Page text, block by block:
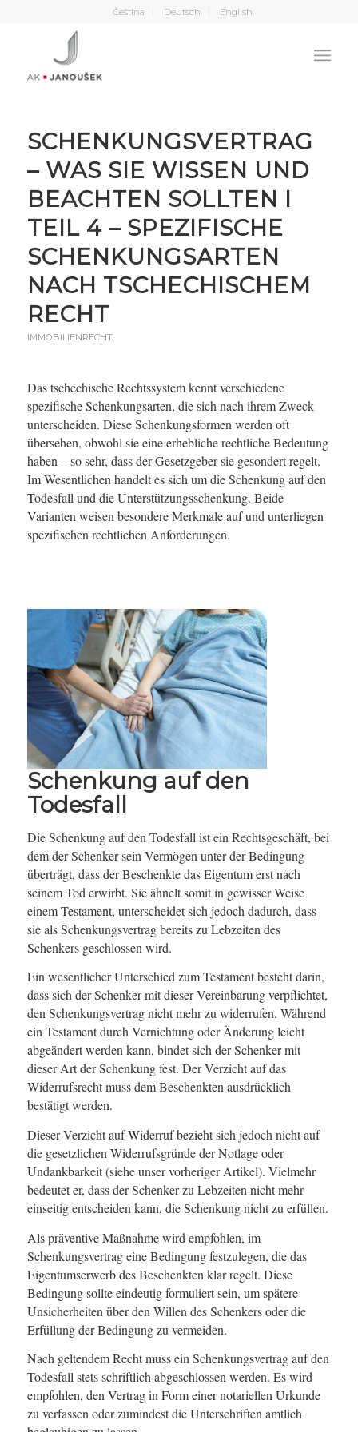
Čeština Deutsch English
SCHENKUNGSVERTRAG
– WAS SIE WISSEN UND
BEACHTEN SOLLTEN I
TEIL 4 – SPEZIFISCHE
SCHENKUNGSARTEN
NACH TSCHECHISCHEM
RECHT
IMMOBILIENRECHT
Das tschechische Rechtssystem kennt verschiedene
spezifische Schenkungsarten, die sich nach ihrem Zweck
unterscheiden. Diese Schenkungsformen werden oft
übersehen, obwohl sie eine erhebliche rechtliche Bedeutung
haben – so sehr, dass der Gesetzgeber sie gesondert regelt.
Im Wesentlichen handelt es sich um die Schenkung auf den
Todesfall und die Unterstützungsschenkung. Beide
Varianten weisen besondere Merkmale auf und unterliegen
spezifischen rechtlichen Anforderungen.
Schenkung auf den
Todesfall
Die Schenkung auf den Todesfall ist ein Rechtsgeschäft, bei
dem der Schenker sein Vermögen unter der Bedingung
überträgt, dass der Beschenkte das Eigentum erst nach
seinem Tod erwirbt. Sie ähnelt somit in gewisser Weise
einem Testament, unterscheidet sich jedoch dadurch, dass
sie als Schenkungsvertrag bereits zu Lebzeiten des
Schenkers geschlossen wird.
Ein wesentlicher Unterschied zum Testament besteht darin,
dass sich der Schenker mit dieser Vereinbarung verpflichtet,
den Schenkungsvertrag nicht mehr zu widerrufen. Während
ein Testament durch Vernichtung oder Änderung leicht
abgeändert werden kann, bindet sich der Schenker mit
dieser Art der Schenkung fest. Der Verzicht auf das
Widerrufsrecht muss dem Beschenkten ausdrücklich
bestätigt werden.
Dieser Verzicht auf Widerruf bezieht sich jedoch nicht auf
die gesetzlichen Widerrufsgründe der Notlage oder
Undankbarkeit (siehe unser vorheriger Artikel). Vielmehr
bedeutet er, dass der Schenker zu Lebzeiten nicht mehr
einseitig entscheiden kann, die Schenkung nicht zu erfüllen.
Als präventive Maßnahme wird empfohlen, im
Schenkungsvertrag eine Bedingung festzulegen, die das
Eigentumserwerb des Beschenkten klar regelt. Diese
Bedingung sollte eindeutig formuliert sein, um spätere
Unsicherheiten über den Willen des Schenkers oder die
Erfüllung der Bedingung zu vermeiden.
Nach geltendem Recht muss ein Schenkungsvertrag auf den
Todesfall stets schriftlich abgeschlossen werden. Es wird
empfohlen, den Vertrag in Form einer notariellen Urkunde
zu verfassen oder zumindest die Unterschriften amtlich